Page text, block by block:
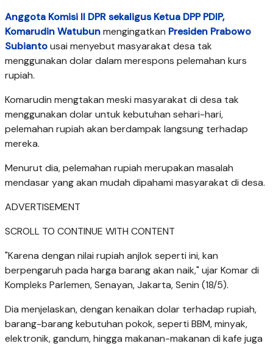
Anggota Komisi II DPR sekaligus Ketua DPP PDIP,
Komarudin Watubunmengingatkan Presiden Prabowo
Subiantousai menyebut masyarakat desa tak
menggunakan dolar dalam merespons pelemahan kurs
rupiah.
Komarudin mengtakan meski masyarakat di desa tak
menggunakan dolar untuk kebutuhan sehari-hari,
pelemahan rupiah akan berdampak langsung terhadap
mereka.
Menurut dia, pelemahan rupiah merupakan masalah
mendasar yang akan mudah dipahami masyarakat di desa.
ADVERTISEMENT
SCROLL TO CONTINUE WITH CONTENT
"Karena dengan nilai rupiah anjlok seperti ini, kan
berpengaruh pada harga barang akan naik," ujar Komar di
Kompleks Parlemen, Senayan, Jakarta, Senin (18/5).
Dia menjelaskan, dengan kenaikan dolar terhadap rupiah,
barang-barang kebutuhan pokok, seperti BBM, minyak,
elektronik, gandum, hingga makanan-makanan di kafe juga